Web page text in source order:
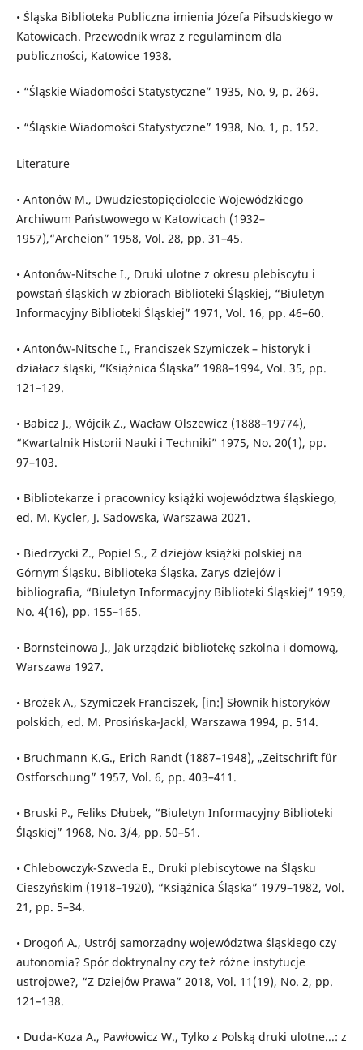
• Śląska Biblioteka Publiczna imienia Józefa Piłsudskiego w
Katowicach. Przewodnik wraz z regulaminem dla
publiczności, Katowice 1938.
• “Śląskie Wiadomości Statystyczne” 1935, No. 9, p. 269.
• “Śląskie Wiadomości Statystyczne” 1938, No. 1, p. 152.
Literature
• Antonów M., Dwudziestopięciolecie Wojewódzkiego
Archiwum Państwowego w Katowicach (1932–
1957),“Archeion” 1958, Vol. 28, pp. 31–45.
• Antonów-Nitsche I., Druki ulotne z okresu plebiscytu i
powstań śląskich w zbiorach Biblioteki Śląskiej, “Biuletyn
Informacyjny Biblioteki Śląskiej” 1971, Vol. 16, pp. 46–60.
• Antonów-Nitsche I., Franciszek Szymiczek – historyk i
działacz śląski, “Książnica Śląska” 1988–1994, Vol. 35, pp.
121–129.
• Babicz J., Wójcik Z., Wacław Olszewicz (1888–19774),
“Kwartalnik Historii Nauki i Techniki” 1975, No. 20(1), pp.
97–103.
• Bibliotekarze i pracownicy książki województwa śląskiego,
ed. M. Kycler, J. Sadowska, Warszawa 2021.
• Biedrzycki Z., Popiel S., Z dziejów książki polskiej na
Górnym Śląsku. Biblioteka Śląska. Zarys dziejów i
bibliografia, “Biuletyn Informacyjny Biblioteki Śląskiej” 1959,
No. 4(16), pp. 155–165.
• Bornsteinowa J., Jak urządzić bibliotekę szkolna i domową,
Warszawa 1927.
• Brożek A., Szymiczek Franciszek, [in:] Słownik historyków
polskich, ed. M. Prosińska-Jackl, Warszawa 1994, p. 514.
• Bruchmann K.G., Erich Randt (1887–1948), „Zeitschrift für
Ostforschung” 1957, Vol. 6, pp. 403–411.
• Bruski P., Feliks Dłubek, “Biuletyn Informacyjny Biblioteki
Śląskiej” 1968, No. 3/4, pp. 50–51.
• Chlebowczyk-Szweda E., Druki plebiscytowe na Śląsku
Cieszyńskim (1918–1920), “Książnica Śląska” 1979–1982, Vol.
21, pp. 5–34.
• Drogoń A., Ustrój samorządny województwa śląskiego czy
autonomia? Spór doktrynalny czy też różne instytucje
ustrojowe?, “Z Dziejów Prawa” 2018, Vol. 11(19), No. 2, pp.
121–138.
• Duda-Koza A., Pawłowicz W., Tylko z Polską druki ulotne...: z